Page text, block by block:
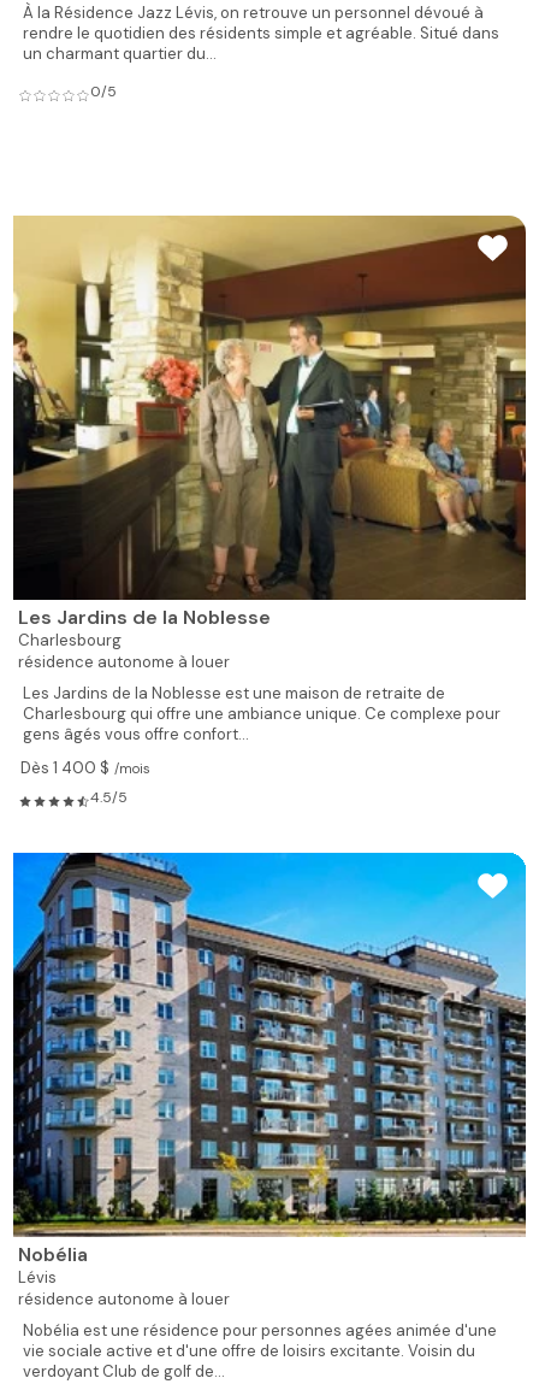
À la Résidence Jazz Lévis, on retrouve un personnel dévoué à
rendre le quotidien des résidents simple et agréable. Situé dans
un charmant quartier du...
0/5
Les Jardins de la Noblesse
Charlesbourg
résidence autonome à louer
Les Jardins de la Noblesse est une maison de retraite de
Charlesbourg qui offre une ambiance unique. Ce complexe pour
gens âgés vous offre confort...
Dès 1 400 $ /mois
4.5/5
Nobélia
Lévis
résidence autonome à louer
Nobélia est une résidence pour personnes agées animée d'une
vie sociale active et d'une offre de loisirs excitante. Voisin du
verdoyant Club de golf de...